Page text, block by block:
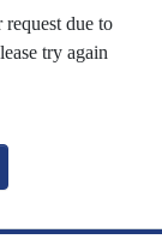
due to
try again